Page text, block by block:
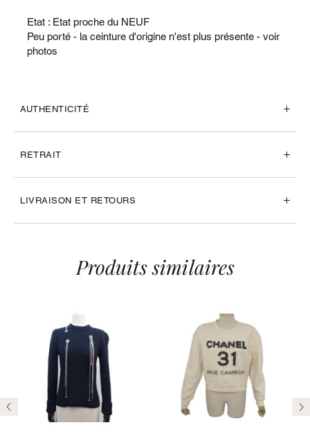
Etat : Etat proche du NEUF
Peu porté - la ceinture d'origine n'est plus présente - voir
photos
AUTHENTICITÉ
RETRAIT
LIVRAISON ET RETOURS
Précédent
Produits similaires